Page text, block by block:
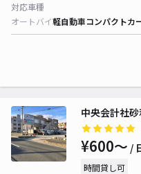
対応車種
オートバイ軽自動車コンパクトカ
中央会計社砂
¥600〜 /
時間貸し可